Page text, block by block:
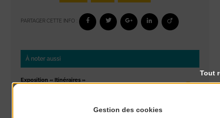
PARTAGER CETTE INFO :
À noter aussi
Exposition « Itinéraires »
Gestion des cookies
Tout